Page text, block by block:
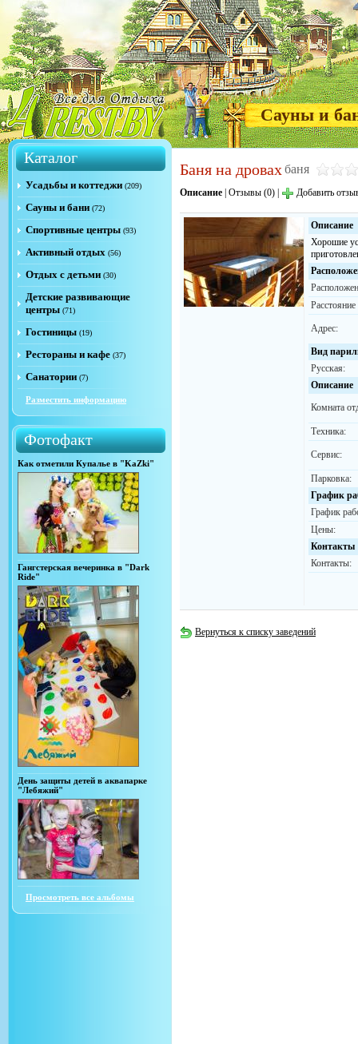
Сауны и
Каталог
Усадьбы и коттеджи (209)
Сауны и бани (72)
Спортивные центры (93)
Активный отдых (56)
Отдых с детьми (30)
Детские развивающие
центры (71)
Гостиницы (19)
Рестораны и кафе (37)
Санатории (7)
Разместить информацию
Фотофакт
Как отметили Купалье в "KaZki"
Гангстерская вечеринка в "Dark
Ride"
День защиты детей в аквапарке
"Лебяжий"
Просмотреть все альбомы
Баня на дровахбаня
Описание Отзывы (0) Добавить
Описание
Хорошие
Адрес:
Вид
Русская:
Описание
Комната
Техника:
Сервис:
Парковка:
График
График
Цены:
Контакты
Контакты:
Вернуться к списку заведений